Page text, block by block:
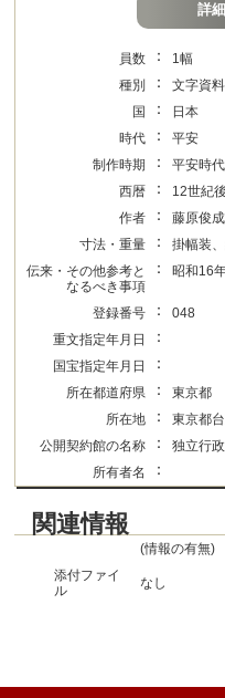
詳
員数 ：
1幅
種別
：
文字資料
国
：
日本
時代
：
平安
制作時期
：
平安時代
西暦
：
12世紀
作者
：
藤原俊成
寸法・重量
：
掛幅装
伝来・その他参考と
なるべき事項
： 昭和16
登録番号 ：
048
重文指定年月日
：
国宝指定年月日 ：
所在都道府県 ：
東京都
所在地
：
東京都
公開契約館の名称
：
独立行
所有者名
：
関連情報
(情報の有無)
添付ファイ
ル
なし